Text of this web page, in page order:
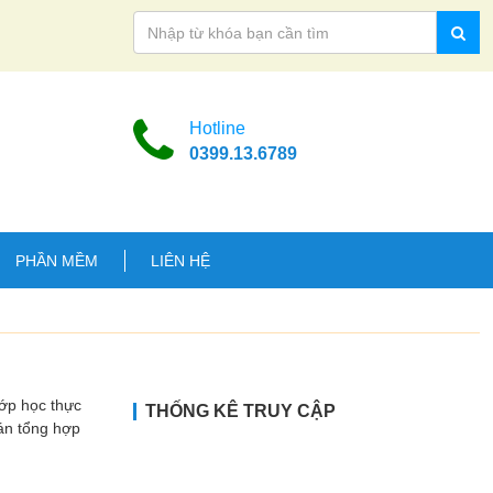
Hotline
0399.13.6789
PHẦN MỀM LIÊN HỆ
học thực
tổng hợp
THỐNG KÊ TRUY CẬP